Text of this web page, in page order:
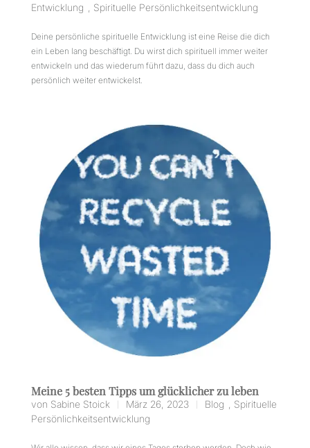
Entwicklung
Spirituelle Persönlichkeitsentwicklung
Deine persönliche spirituelle Entwicklung ist eine Reise die dich
ein Leben lang beschäftigt. Du wirst dich spirituell immer weiter
entwickeln und das wiederum führt dazu, dass du dich auch
persönlich weiter entwickelst.
Meine 5 besten Tipps um glücklicher zu leben
von Sabine Stoick März 26, 2023 Blog
Spirituelle
Persönlichkeitsentwicklung